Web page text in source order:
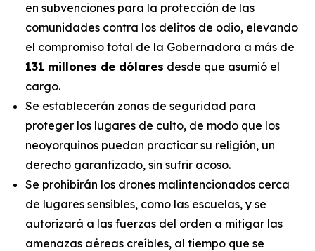
en subvenciones para la protección de las
comunidades contra los delitos de odio, elevando
el compromiso total de la Gobernadora a más de
131 millones de dólares desde que asumió el
cargo.
Se establecerán zonas de seguridad para
proteger los lugares de culto, de modo que los
neoyorquinos puedan practicar su religión, un
derecho garantizado, sin sufrir acoso.
Se prohibirán los drones malintencionados cerca
de lugares sensibles, como las escuelas, y se
autorizará a las fuerzas del orden a mitigar las
amenazas aéreas creíbles, al tiempo que se